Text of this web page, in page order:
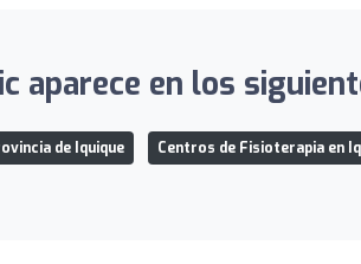
aparece en los
de Iquique Centros de Fisioterapia en